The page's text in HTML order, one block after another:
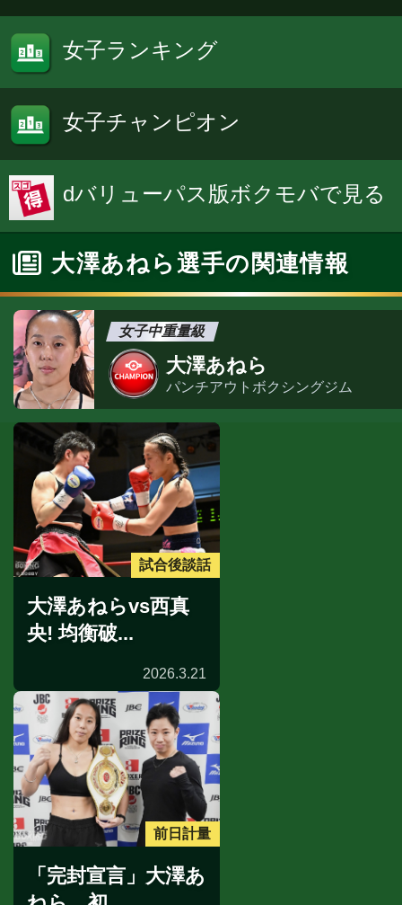
女子ランキング
女子チャンピオン
dバリューパス版ボクモバで見る
大澤あねら選手の関連情報
女子中重量級
大澤あねら
パンチアウトボクシングジム
試合後談話
大澤あねらvs西真
央! 均衡破...
2026.3.21
前日計量
「完封宣言」大澤あ